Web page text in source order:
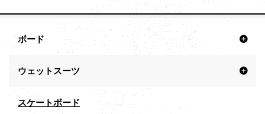
ボード
ウェットスーツ
スケートボード